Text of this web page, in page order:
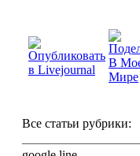
Все статьи рубрики: